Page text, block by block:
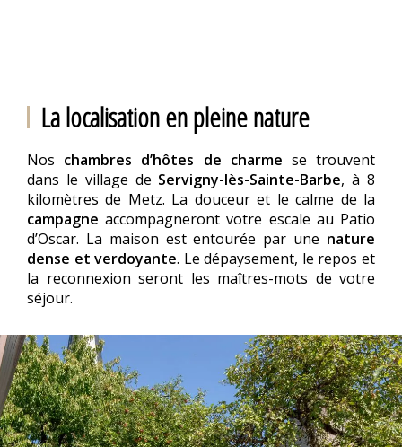
La localisation en pleine nature
Nos chambres d’hôtes de charme se trouvent
dans le village de Servigny-lès-Sainte-Barbe, à 8
kilomètres de Metz. La douceur et le calme de la
campagneaccompagneront votre escale au Patio
d’Oscar. La maison est entourée par une nature
dense et verdoyante. Le dépaysement, le repos et
la reconnexion seront les maîtres-mots de votre
séjour.